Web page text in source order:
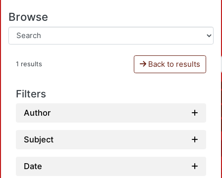
Browse
1 results Back to results
Filters
Author
Subject
Date